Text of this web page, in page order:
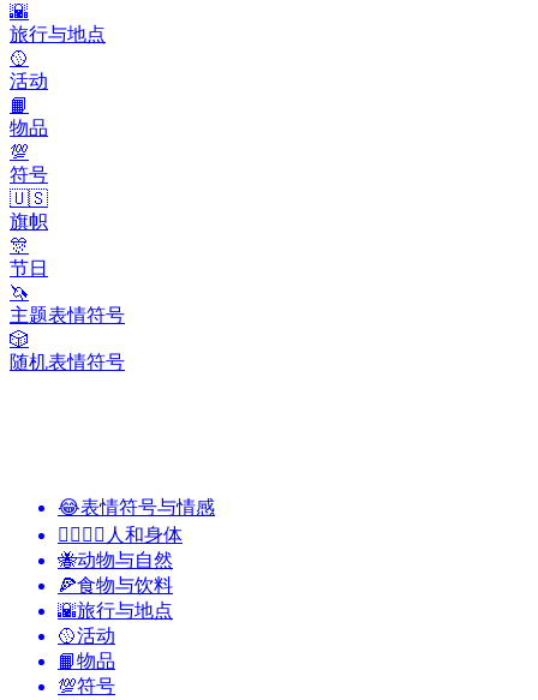
🌇
旅行与地点
🥎
活动
📙
物品
💯
符号
🇺🇸
旗帜
🎊
节日
🦄
主题表情符号
🎲
随机表情符号
😂表情符号与情感
👩‍❤️‍💋‍👨 人和身体
🐝动物与自然
🍕食物与饮料
🌇旅行与地点
🥎活动
📙物品
💯符号